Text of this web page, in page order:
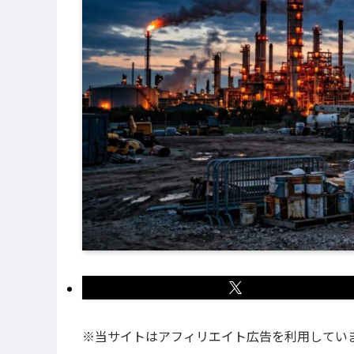
※当サイトはアフィリエイト広告を利用してい